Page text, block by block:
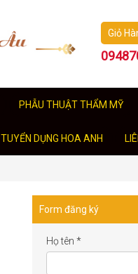
Giỏ
PHẪU THUẬT THẨM MỸ
TUYỂN DỤNG HOA ANH
Form đăng ký
Họ tên *